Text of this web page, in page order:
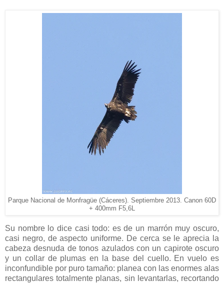
Parque Nacional de Monfragüe (Cáceres). Septiembre 2013. Canon 60D
+ 400mm F5,6L
Su nombre lo dice casi todo: es de un marrón muy oscuro,
casi negro, de aspecto uniforme. De cerca se le aprecia la
cabeza desnuda de tonos azulados con un capirote oscuro
y un collar de plumas en la base del cuello. En vuelo es
inconfundible por puro tamaño: planea con las enormes alas
rectangulares totalmente planas, sin levantarlas, recortando